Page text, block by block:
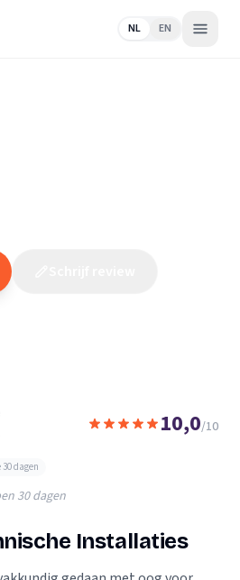
NL EN
10,0/10
dagen
30 dagen
Installaties